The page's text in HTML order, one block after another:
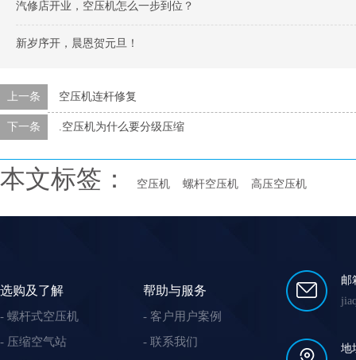
汽修店开业，空压机怎么一步到位？
新岁序开，晨恩贺元旦！
上一条 空压机连杆修复
下一条 .空压机为什么要分级压缩
本文标签： 空压机 螺杆空压机 高压空压机
选购及了解
螺杆式空压机
压缩空气站
帮助与服务
客户用户案例
联系我们
邮
地